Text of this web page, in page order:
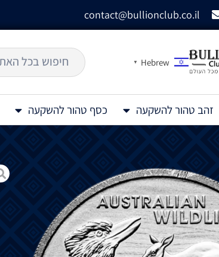
contact@bullionclub.co.il
Hebrew
▼
זהב טהור להשקעה כסף טהור להשקעה